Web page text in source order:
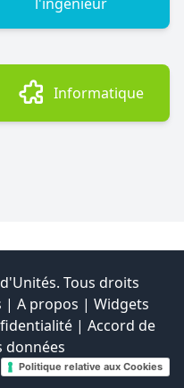
Informatique
Tous droits
| A propos | Widgets
| Accord de
données
Politique relative aux Cookies